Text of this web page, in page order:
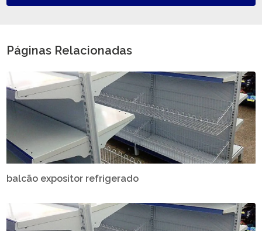
Páginas Relacionadas
balcão expositor refrigerado